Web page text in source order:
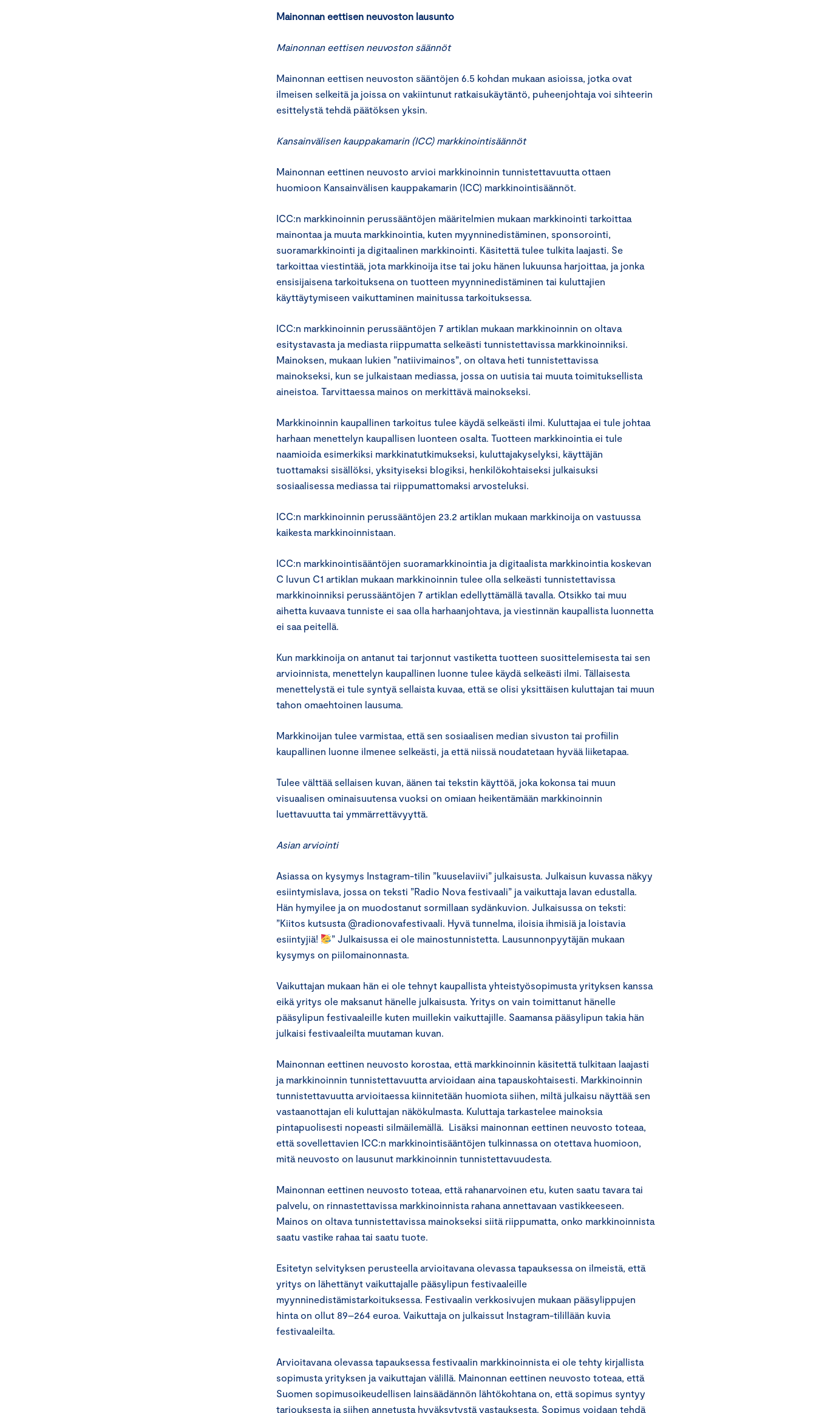
Mainonnan eettisen neuvoston lausunto
Mainonnan eettisen neuvoston säännöt
Mainonnan eettisen neuvoston sääntöjen 6.5 kohdan mukaan asioissa, jotka ovat
ilmeisen selkeitä ja joissa on vakiintunut ratkaisukäytäntö, puheenjohtaja voi sihteerin
esittelystä tehdä päätöksen yksin.
Kansainvälisen kauppakamarin (ICC) markkinointisäännöt
Mainonnan eettinen neuvosto arvioi markkinoinnin tunnistettavuutta ottaen
huomioon Kansainvälisen kauppakamarin (ICC) markkinointisäännöt.
ICC:n markkinoinnin perussääntöjen määritelmien mukaan markkinointi tarkoittaa
mainontaa ja muuta markkinointia, kuten myynninedistäminen, sponsorointi,
suoramarkkinointi ja digitaalinen markkinointi. Käsitettä tulee tulkita laajasti. Se
tarkoittaa viestintää, jota markkinoija itse tai joku hänen lukuunsa harjoittaa, ja jonka
ensisijaisena tarkoituksena on tuotteen myynninedistäminen tai kuluttajien
käyttäytymiseen vaikuttaminen mainitussa tarkoituksessa.
ICC:n markkinoinnin perussääntöjen 7 artiklan mukaan markkinoinnin on oltava
esitystavasta ja mediasta riippumatta selkeästi tunnistettavissa markkinoinniksi.
Mainoksen, mukaan lukien ”natiivimainos”, on oltava heti tunnistettavissa
mainokseksi, kun se julkaistaan mediassa, jossa on uutisia tai muuta toimituksellista
aineistoa. Tarvittaessa mainos on merkittävä mainokseksi.
Markkinoinnin kaupallinen tarkoitus tulee käydä selkeästi ilmi. Kuluttajaa ei tule johtaa
harhaan menettelyn kaupallisen luonteen osalta. Tuotteen markkinointia ei tule
naamioida esimerkiksi markkinatutkimukseksi, kuluttajakyselyksi, käyttäjän
tuottamaksi sisällöksi, yksityiseksi blogiksi, henkilökohtaiseksi julkaisuksi
sosiaalisessa mediassa tai riippumattomaksi arvosteluksi.
ICC:n markkinoinnin perussääntöjen 23.2 artiklan mukaan markkinoija on vastuussa
kaikesta markkinoinnistaan.
ICC:n markkinointisääntöjen suoramarkkinointia ja digitaalista markkinointia koskevan
C luvun C1 artiklan mukaan markkinoinnin tulee olla selkeästi tunnistettavissa
markkinoinniksi perussääntöjen 7 artiklan edellyttämällä tavalla. Otsikko tai muu
aihetta kuvaava tunniste ei saa olla harhaanjohtava, ja viestinnän kaupallista luonnetta
ei saa peitellä.
Kun markkinoija on antanut tai tarjonnut vastiketta tuotteen suosittelemisesta tai sen
arvioinnista, menettelyn kaupallinen luonne tulee käydä selkeästi ilmi. Tällaisesta
menettelystä ei tule syntyä sellaista kuvaa, että se olisi yksittäisen kuluttajan tai muun
tahon omaehtoinen lausuma.
Markkinoijan tulee varmistaa, että sen sosiaalisen median sivuston tai profiilin
kaupallinen luonne ilmenee selkeästi, ja että niissä noudatetaan hyvää liiketapaa.
Tulee välttää sellaisen kuvan, äänen tai tekstin käyttöä, joka kokonsa tai muun
visuaalisen ominaisuutensa vuoksi on omiaan heikentämään markkinoinnin
luettavuutta tai ymmärrettävyyttä.
Asian arviointi
Asiassa on kysymys Instagram-tilin ”kuuselaviivi” julkaisusta. Julkaisun kuvassa näkyy
esiintymislava, jossa on teksti ”Radio Nova festivaali” ja vaikuttaja lavan edustalla.
Hän hymyilee ja on muodostanut sormillaan sydänkuvion. Julkaisussa on teksti:
”Kiitos kutsusta @radionovafestivaali. Hyvä tunnelma, iloisia ihmisiä ja loistavia
esiintyjiä!
” Julkaisussa ei ole mainostunnistetta. Lausunnonpyytäjän mukaan
kysymys on piilomainonnasta.
Vaikuttajan mukaan hän ei ole tehnyt kaupallista yhteistyösopimusta yrityksen kanssa
eikä yritys ole maksanut hänelle julkaisusta. Yritys on vain toimittanut hänelle
pääsylipun festivaaleille kuten muillekin vaikuttajille. Saamansa pääsylipun takia hän
julkaisi festivaaleilta muutaman kuvan.
Mainonnan eettinen neuvosto korostaa, että markkinoinnin käsitettä tulkitaan laajasti
ja markkinoinnin tunnistettavuutta arvioidaan aina tapauskohtaisesti. Markkinoinnin
tunnistettavuutta arvioitaessa kiinnitetään huomiota siihen, miltä julkaisu näyttää sen
vastaanottajan eli kuluttajan näkökulmasta. Kuluttaja tarkastelee mainoksia
pintapuolisesti nopeasti silmäilemällä. Lisäksi mainonnan eettinen neuvosto toteaa,
että sovellettavien ICC:n markkinointisääntöjen tulkinnassa on otettava huomioon,
mitä neuvosto on lausunut markkinoinnin tunnistettavuudesta.
Mainonnan eettinen neuvosto toteaa, että rahanarvoinen etu, kuten saatu tavara tai
palvelu, on rinnastettavissa markkinoinnista rahana annettavaan vastikkeeseen.
Mainos on oltava tunnistettavissa mainokseksi siitä riippumatta, onko markkinoinnista
saatu vastike rahaa tai saatu tuote.
Esitetyn selvityksen perusteella arvioitavana olevassa tapauksessa on ilmeistä, että
yritys on lähettänyt vaikuttajalle pääsylipun festivaaleille
myynninedistämistarkoituksessa. Festivaalin verkkosivujen mukaan pääsylippujen
hinta on ollut 89–264 euroa. Vaikuttaja on julkaissut Instagram-tilillään kuvia
festivaaleilta.
Arvioitavana olevassa tapauksessa festivaalin markkinoinnista ei ole tehty kirjallista
sopimusta yrityksen ja vaikuttajan välillä. Mainonnan eettinen neuvosto toteaa, että
Suomen sopimusoikeudellisen lainsäädännön lähtökohtana on, että sopimus syntyy
tarjouksesta ja siihen annetusta hyväksytystä vastauksesta. Sopimus voidaan tehdä